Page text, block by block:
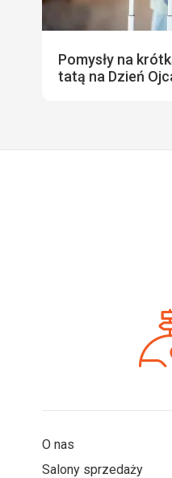
Pomysły na
tatą na Dzień
O nas
Salony sprzedaży